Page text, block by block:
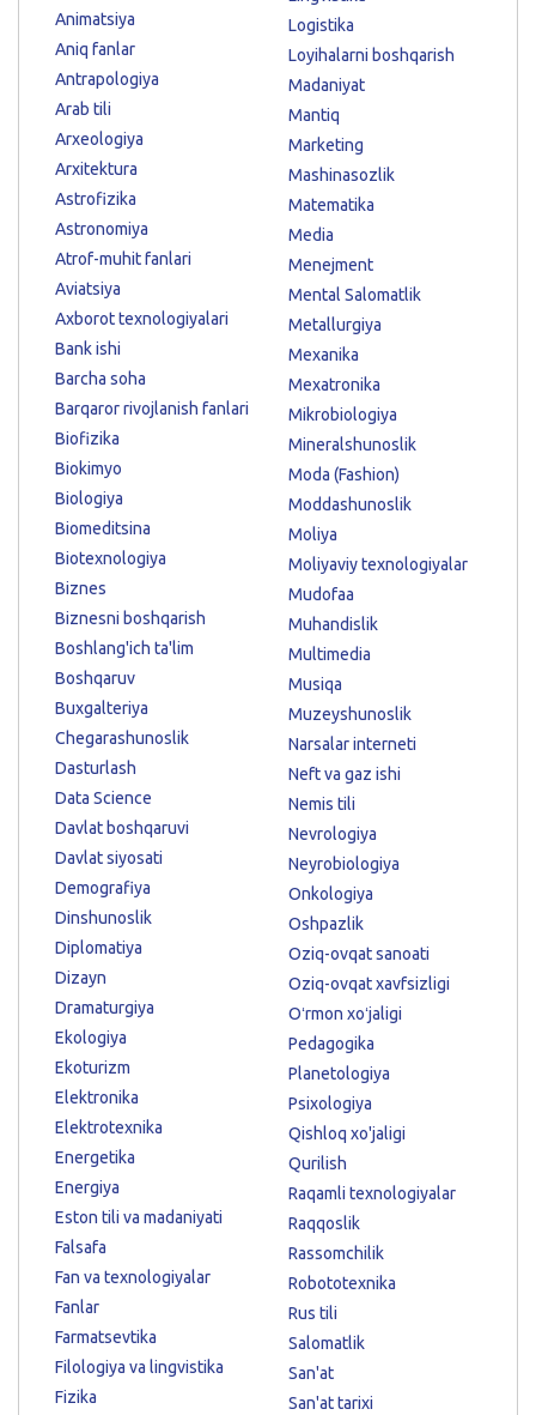
Animatsiya
Aniq fanlar
Antrapologiya
Arab tili
Arxeologiya
Arxitektura
Astrofizika
Astronomiya
Atrof-muhit fanlari
Aviatsiya
Axborot texnologiyalari
Bank ishi
Barcha soha
Barqaror rivojlanish fanlari
Biofizika
Biokimyo
Biologiya
Biomeditsina
Biotexnologiya
Biznes
Biznesni boshqarish
Boshlang'ich ta'lim
Boshqaruv
Buxgalteriya
Chegarashunoslik
Dasturlash
Data Science
Davlat boshqaruvi
Davlat siyosati
Demografiya
Dinshunoslik
Diplomatiya
Dizayn
Dramaturgiya
Ekologiya
Ekoturizm
Elektronika
Elektrotexnika
Energetika
Energiya
Eston tili va madaniyati
Falsafa
Fan va texnologiyalar
Fanlar
Farmatsevtika
Filologiya va lingvistika
Fizika
Logistika
Loyihalarni boshqarish
Madaniyat
Mantiq
Marketing
Mashinasozlik
Matematika
Media
Menejment
Mental Salomatlik
Metallurgiya
Mexanika
Mexatronika
Mikrobiologiya
Mineralshunoslik
Moda (Fashion)
Moddashunoslik
Moliya
Moliyaviy texnologiyalar
Mudofaa
Muhandislik
Multimedia
Musiqa
Muzeyshunoslik
Narsalar interneti
Neft va gaz ishi
Nemis tili
Nevrologiya
Neyrobiologiya
Onkologiya
Oshpazlik
Oziq-ovqat sanoati
Oziq-ovqat xavfsizligi
Oʻrmon xoʻjaligi
Pedagogika
Planetologiya
Psixologiya
Qishloq xo'jaligi
Qurilish
Raqamli texnologiyalar
Raqqoslik
Rassomchilik
Robototexnika
Rus tili
Salomatlik
San'at
San'at tarixi